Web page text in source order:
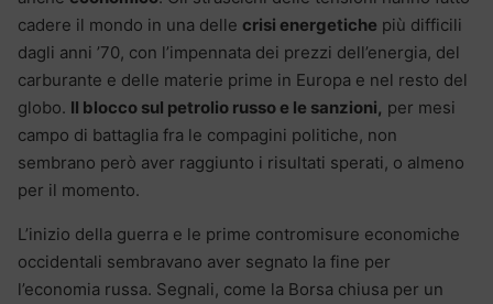
cadere il mondo in una delle crisi energetiche più difficili
dagli anni ’70, con l’impennata dei prezzi dell’energia, del
carburante e delle materie prime in Europa e nel resto del
globo. Il blocco sul petrolio russo e le sanzioni, per mesi
campo di battaglia fra le compagini politiche, non
sembrano però aver raggiunto i risultati sperati, o almeno
per il momento.
L’inizio della guerra e le prime contromisure economiche
occidentali sembravano aver segnato la fine per
l’economia russa. Segnali, come la Borsa chiusa per un